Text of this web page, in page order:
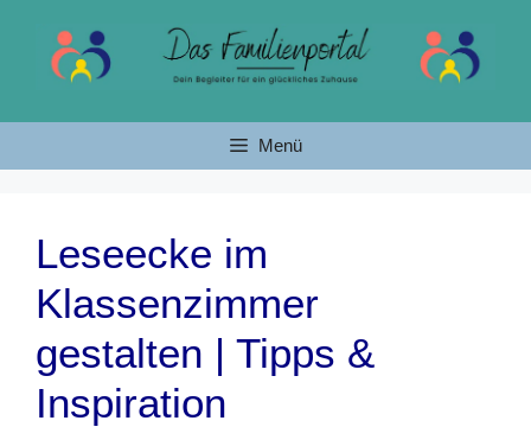
springen
Menü
Leseecke im
Klassenzimmer
gestalten | Tipps &
Inspiration